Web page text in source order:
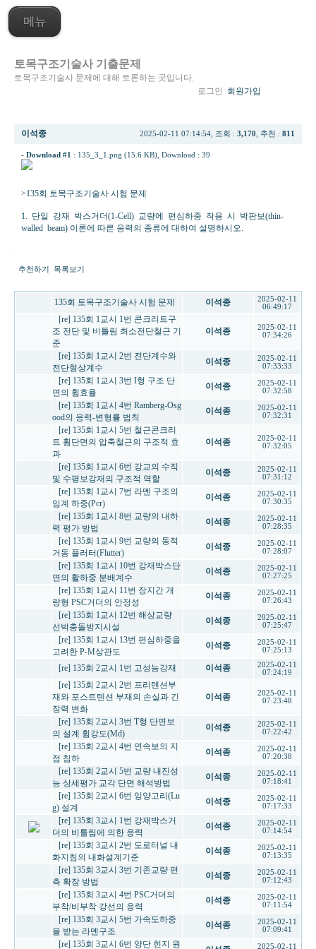
메뉴
토목구조기술사 기출문제
토목구조기술사 문제에 대해 토론하는 곳입니다.
로그인
회원가입
이석종 2025-02-11 07:14:54, 조회 : 3,170 , 추천 : 811
- Download #1 : 135_3_1.png (15.6 KB) , Download : 39
>135회 토목구조기술사 시험 문제
1. 단일 강재 박스거더(1-Cell) 교량에 편심하중 작용 시 박판보(thin-
walled beam) 이론에 따른 응력의 종류에 대하여 설명하시오.
추천하기 목록보기
135회 토목구조기술사 시험 문제 이석종
2025-02-11
06:49:17
[re] 135회 1교시 1번 콘크리트구
조 전단 및 비틀림 최소전단철근 기
준
이석종
2025-02-11
07:34:26
[re] 135회 1교시 2번 전단계수와
전단형상계수
이석종
2025-02-11
07:33:33
[re] 135회 1교시 3번 I형 구조 단
면의 휨효율
이석종
2025-02-11
07:32:58
[re] 135회 1교시 4번 Ramberg-Osg
ood의 응력-변형률 법칙
이석종
2025-02-11
07:32:31
[re] 135회 1교시 5번 철근콘크리
트 휨단면의 압축철근의 구조적 효
과
이석종
2025-02-11
07:32:05
[re] 135회 1교시 6번 강교의 수직
및 수평보강재의 구조적 역할
이석종
2025-02-11
07:31:12
[re] 135회 1교시 7번 라멘 구조의
임계 하중(Pcr)
이석종
2025-02-11
07:30:35
[re] 135회 1교시 8번 교량의 내하
력 평가 방법
이석종
2025-02-11
07:28:35
[re] 135회 1교시 9번 교량의 동적
거동 플러터(Flutter)
이석종
2025-02-11
07:28:07
[re] 135회 1교시 10번 강재박스단
면의 활하중 분배계수
이석종
2025-02-11
07:27:25
[re] 135회 1교시 11번 장지간 개
량형 PSC거더의 안정성
이석종
2025-02-11
07:26:43
[re] 135회 1교시 12번 해상교량
선박충돌방지시설
이석종
2025-02-11
07:25:47
[re] 135회 1교시 13번 편심하중을
고려한 P-M상관도
이석종
2025-02-11
07:25:13
[re] 135회 2교시 1번 고성능강재 이석종
2025-02-11
07:24:19
[re] 135회 2교시 2번 프리텐션부
재와 포스트텐션 부재의 손실과 긴
장력 변화
이석종
2025-02-11
07:23:48
[re] 135회 2교시 3번 T형 단면보
의 설계 휨강도(Md)
이석종
2025-02-11
07:22:42
[re] 135회 2교시 4번 연속보의 지
점 침하
이석종
2025-02-11
07:20:38
[re] 135회 2교시 5번 교량 내진성
능 상세평가 교각 단면 해석방법
이석종
2025-02-11
07:18:41
[re] 135회 2교시 6번 잉양고리(Lu
g) 설계
이석종
2025-02-11
07:17:33
[re] 135회 3교시 1번 강재박스거
더의 비틀림에 의한 응력
이석종
2025-02-11
07:14:54
[re] 135회 3교시 2번 도로터널 내
화지침의 내화설계기준
이석종
2025-02-11
07:13:35
[re] 135회 3교시 3번 기존교량 편
측 확장 방법
이석종
2025-02-11
07:12:43
[re] 135회 3교시 4번 PSC거더의
부착/비부착 강선의 응력
이석종
2025-02-11
07:11:54
[re] 135회 3교시 5번 가속도하중
을 받는 라멘구조
이석종
2025-02-11
07:09:41
[re] 135회 3교시 6번 양단 힌지 원 2025-02-11